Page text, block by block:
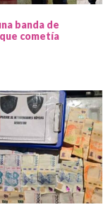
banda de
cometía